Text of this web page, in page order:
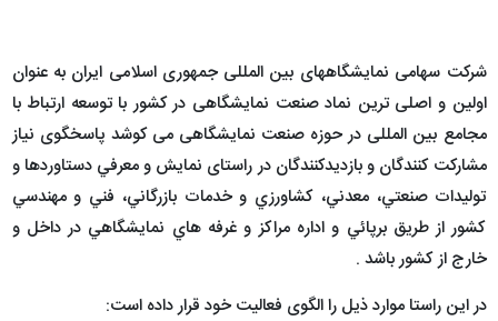
شرکت سهامی نمایشگاههای بین المللی جمهوری اسلامی ایران به عنوان
اولین و اصلی ترین نماد صنعت نمایشگاهی در کشور با توسعه ارتباط با
مجامع بین المللی در حوزه صنعت نمایشگاهی می کوشد پاسخگوی نیاز
مشارکت کنندگان و بازدیدکنندگان در راستای نمايش و معرفي دستاوردها و
توليدات صنعتي، معدني، كشاورزي و خدمات بازرگاني، فني و مهندسي
كشور از طريق برپائي و اداره مراكز و غرفه هاي نمايشگاهي در داخل و
خارج از كشور باشد .
در این راستا موارد ذیل را الگوی فعالیت خود قرار داده است: